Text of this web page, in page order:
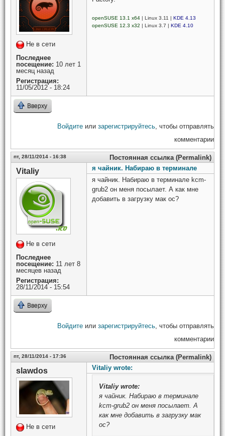
Не в сети
Последнее
посещение: 10 лет 1
месяц назад
Регистрация:
11/05/2012 - 18:24
openSUSE 13.1 x64 | Linux 3.11 | KDE 4.13
openSUSE 12.3 x32 | Linux 3.7 | KDE 4.10
Вверху
Войдите или зарегистрируйтесь, чтобы отправлять
комментарии
пт, 28/11/2014 - 16:38 Постоянная ссылка (Permalink)
Vitaliy
Не в сети
Последнее
посещение: 11 лет 8
месяцев назад
Регистрация:
28/11/2014 - 15:54
я чайник. Набираю в терминале
я чайник. Набираю в терминале kcm-
grub2 он меня посылает. А как мне
добавить в загрузку мак ос?
Вверху
Войдите или зарегистрируйтесь, чтобы отправлять
комментарии
пт, 28/11/2014 - 17:36 Постоянная ссылка (Permalink)
slawdos
Не в сети
Vitaliy wrote:
Vitaliywrote:
я чайник. Набираю в терминале
kcm-grub2 он меня посылает. А
как мне добавить в загрузку мак
ос?